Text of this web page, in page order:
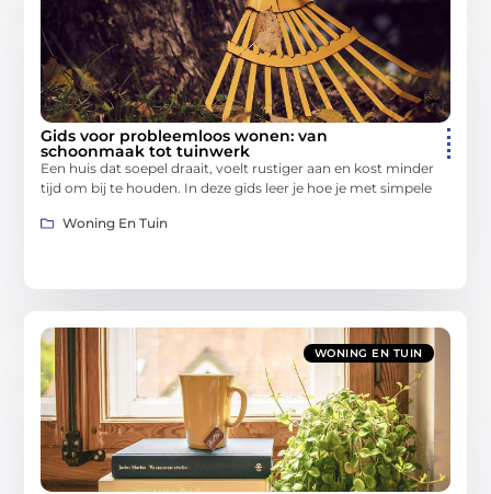
Gids voor probleemloos wonen: van
schoonmaak tot tuinwerk
Een huis dat soepel draait, voelt rustiger aan en kost minder
tijd om bij te houden. In deze gids leer je hoe je met simpele
Woning En Tuin
WONING EN TUIN